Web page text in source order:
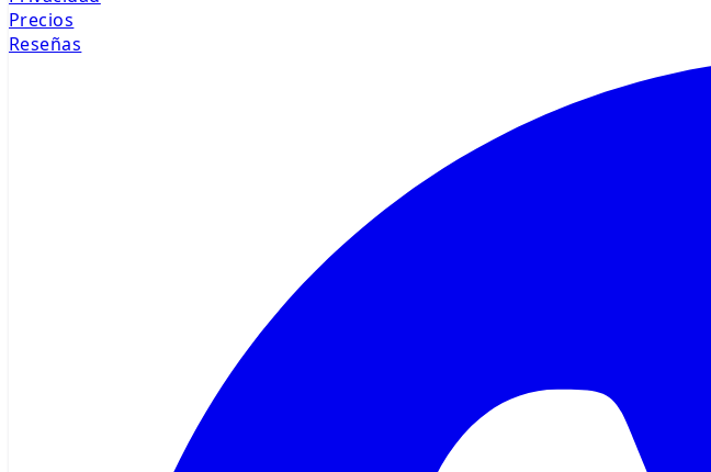
Precios
Reseñas